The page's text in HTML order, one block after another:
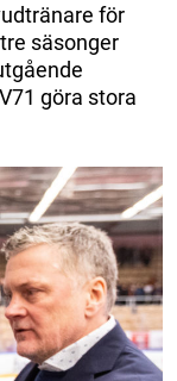
för
säsonger
göra stora